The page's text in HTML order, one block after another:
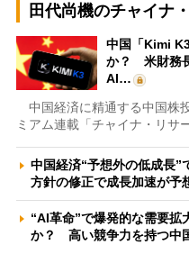
田代尚機のチャイナ
中国「Kimi
か？ 米財務
AI…
中国経済に精通する中国株
ミアム連載「チャイナ・リサ
中国経済“予想外の低成長
方針の修正で成長加速が予
“AI革命”で爆発的な需要拡
か？ 高い競争力を持つ中